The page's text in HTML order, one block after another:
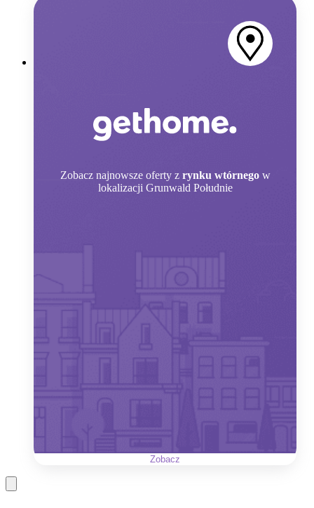
Zobacz najnowsze oferty z rynku wtórnego w
lokalizacji Grunwald Południe
Zobacz